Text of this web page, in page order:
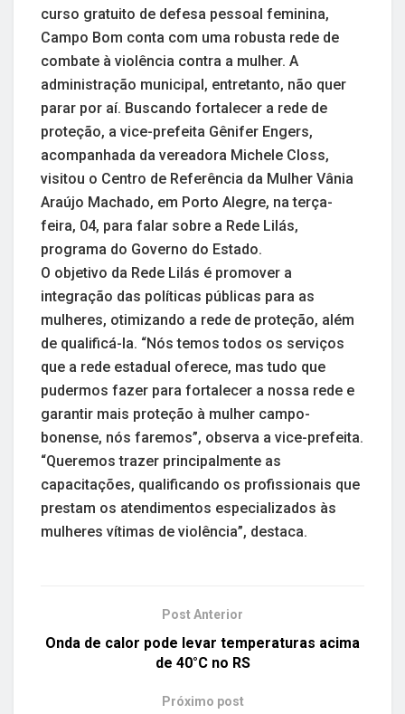
curso gratuito de defesa pessoal feminina,
Campo Bom conta com uma robusta rede de
combate à violência contra a mulher. A
administração municipal, entretanto, não quer
parar por aí. Buscando fortalecer a rede de
proteção, a vice-prefeita Gênifer Engers,
acompanhada da vereadora Michele Closs,
visitou o Centro de Referência da Mulher Vânia
Araújo Machado, em Porto Alegre, na terça-
feira, 04, para falar sobre a Rede Lilás,
programa do Governo do Estado.
O objetivo da Rede Lilás é promover a
integração das políticas públicas para as
mulheres, otimizando a rede de proteção, além
de qualificá-la. “Nós temos todos os serviços
que a rede estadual oferece, mas tudo que
pudermos fazer para fortalecer a nossa rede e
garantir mais proteção à mulher campo-
bonense, nós faremos”, observa a vice-prefeita.
“Queremos trazer principalmente as
capacitações, qualificando os profissionais que
prestam os atendimentos especializados às
mulheres vítimas de violência”, destaca.
Post Anterior
Onda de calor pode levar temperaturas acima
de 40°C no RS
Próximo post